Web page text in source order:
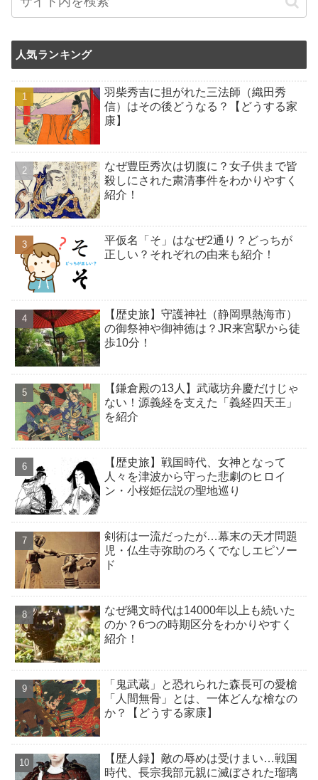
人気ランキング
羽柴秀吉に担がれた三法師（織田秀
信）はその後どうなる？【どうする家
康】
なぜ豊臣秀次は切腹に？女子供まで皆
殺しにされた粛清事件をわかりやすく
紹介！
平仮名「そ」はなぜ2通り？どっちが
正しい？それぞれの由来も紹介！
【歴史旅】守護神社（静岡県熱海市）
の御祭神や御神徳は？JR来宮駅から徒
歩10分！
【鎌倉殿の13人】武蔵坊弁慶だけじゃ
ない！源義経を支えた「義経四天王」
を紹介
【歴史旅】戦国時代、女神となって
人々を津波から守った悲劇のヒロイ
ン・小桜姫伝説の聖地巡り
剣術は一流だったが…幕末の天才問題
児・仏生寺弥助のろくでなしエピソー
ド
なぜ縄文時代は14000年以上も続いた
のか？6つの時期区分をわかりやすく
紹介！
「鬼武蔵」と恐れられた森長可の愛槍
「人間無骨」とは、一体どんな槍なの
か？【どうする家康】
【歴人録】敵の辱めは受けまい…戦国
時代、長宗我部元親に滅ぼされた瑠璃